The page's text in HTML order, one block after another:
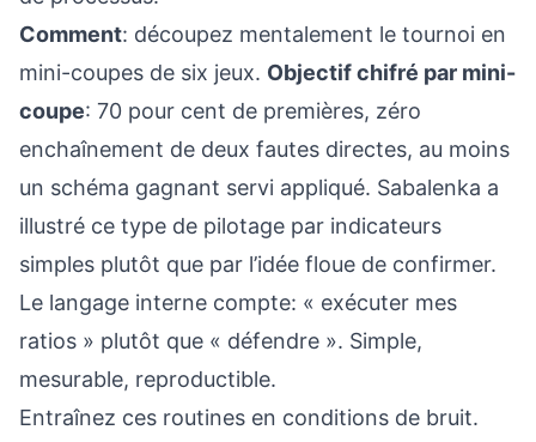
Comment: découpez mentalement le tournoi en
mini-coupes de six jeux. Objectif chifré par mini-
coupe: 70 pour cent de premières, zéro
enchaînement de deux fautes directes, au moins
un schéma gagnant servi appliqué. Sabalenka a
illustré ce type de pilotage par indicateurs
simples plutôt que par l’idée floue de confirmer.
Le langage interne compte: « exécuter mes
ratios » plutôt que « défendre ». Simple,
mesurable, reproductible.
Entraînez ces routines en conditions de bruit.